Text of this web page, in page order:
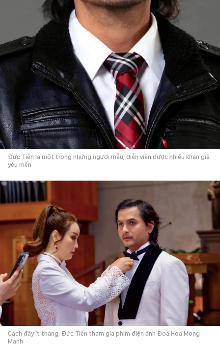
Đức Tiến là một trong những người mẫu, diễn viên được nhiều khán giả
yêu mến
Cách đây ít tháng, Đức Tiến tham gia phim điện ảnh Đoá Hoa Mong
Manh